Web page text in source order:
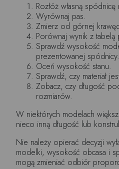
Rozłóż własną
Wyrównaj pas.
Zmierz od górnej
Porównaj wynik z tabelą
Sprawdź wysokość
prezentowanej spódnicy.
Oceń wysokość stanu.
Sprawdź, czy materiał
Zobacz, czy długość
rozmiarów.
W niektórych modelach
nieco inną długość lub
Nie należy opierać decyzji
modelki, wysokość obcasa i
mogą zmieniać odbiór